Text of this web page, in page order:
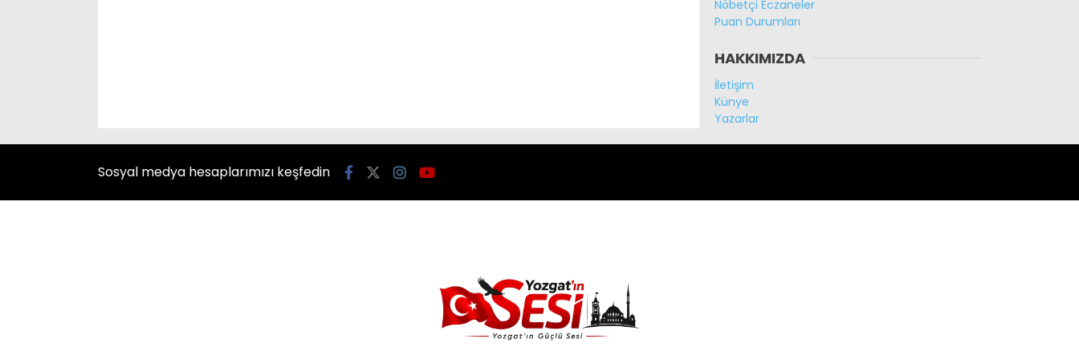
Nöbetçi Eczaneler
Puan Durumları
HAKKIMIZDA
İletişim
Künye
Yazarlar
Sosyal medya hesaplarımızı keşfedin